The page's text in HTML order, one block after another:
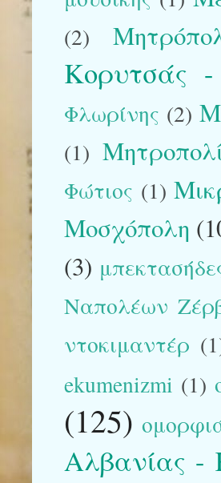
(2)
Κορυτσάς
Φλωρίνης (2)
(1)
Φώτιος (1)
Μοσχόπολη
(3)
Ναπολέων
ντοκιμαντέρ
ekumenizmi (1)
(125)
Αλβανίας -